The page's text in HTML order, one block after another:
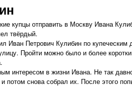
купцы отправить в Москву Ивана
твёрдый.
Иван Петрович Кулибин по
Пройти можно было и более
интересом в жизни Ивана. Не так
потом снова собрал их. После этого